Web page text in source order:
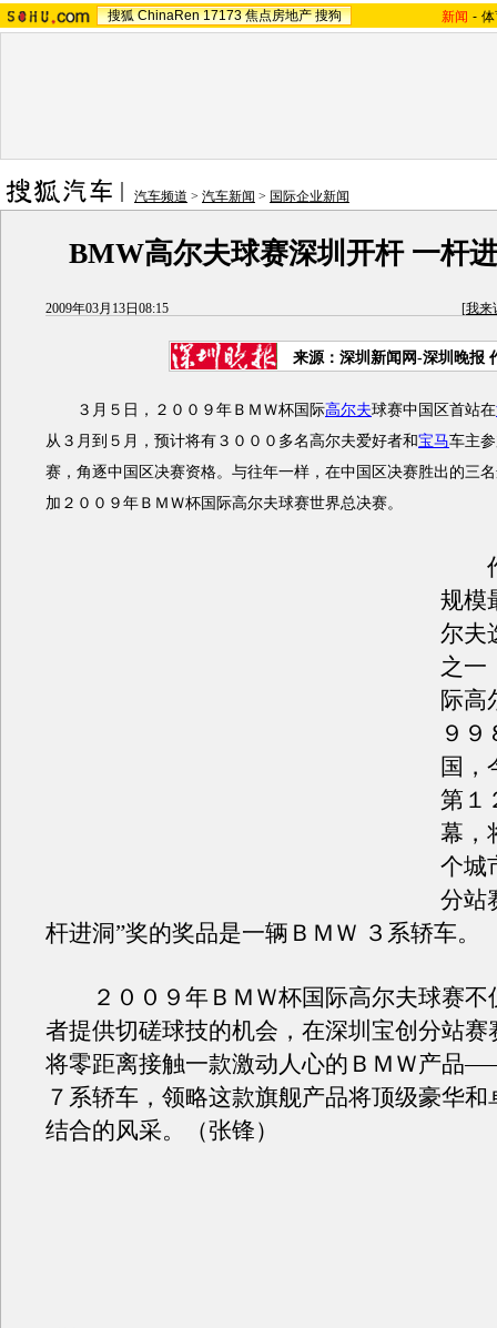
搜狐 ChinaRen 17173 焦点房地产 搜狗 新闻 -
汽车频道 > 汽车新闻 > 国际企业新闻
BMW高尔夫球赛深圳开杆 一杆
2009年03月13日08:15 [我来
来源：深圳新闻网-深圳晚报
３月５日，２００９年ＢＭＷ杯国际高尔夫球赛中国区首站在
从３月到５月，预计将有３０００多名高尔夫爱好者和宝马车主
赛，角逐中国区决赛资格。与往年一样，在中国区决赛胜出的三
加２００９年ＢＭＷ杯国际高尔夫球赛世界总决赛。
作
规模
尔夫
之一
际高
９９
国，
第１
幕，
个城
分站
杆进洞”奖的奖品是一辆ＢＭＷ ３系轿车。
２００９年ＢＭＷ杯国际高尔夫球赛不
者提供切磋球技的机会，在深圳宝创分站赛
将零距离接触一款激动人心的ＢＭＷ产品
７系轿车，领略这款旗舰产品将顶级豪华
结合的风采。（张锋）